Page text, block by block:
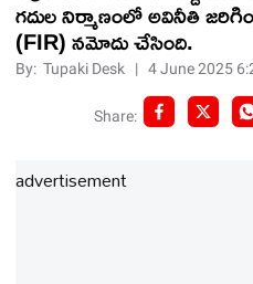
గదుల నిర్మాణంలో అవినీతి
(FIR) నమోదు చేసింది.
By:Tupaki Desk |4 June 2025
Share:
advertisement